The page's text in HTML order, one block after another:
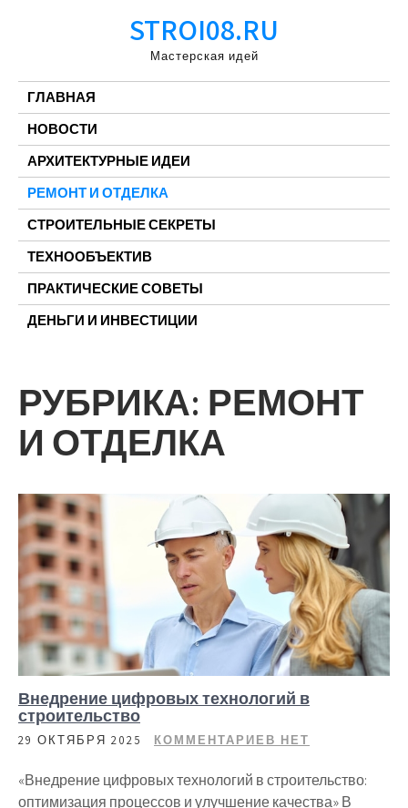
STROI08.RU
Мастерская идей
ГЛАВНАЯ
НОВОСТИ
АРХИТЕКТУРНЫЕ ИДЕИ
РЕМОНТ И ОТДЕЛКА
СТРОИТЕЛЬНЫЕ СЕКРЕТЫ
ТЕХНООБЪЕКТИВ
ПРАКТИЧЕСКИЕ СОВЕТЫ
ДЕНЬГИ И ИНВЕСТИЦИИ
РУБРИКА: РЕМОНТ
И ОТДЕЛКА
Внедрение цифровых технологий в
строительство
29 ОКТЯБРЯ 2025 КОММЕНТАРИЕВ НЕТ
«Внедрение цифровых технологий в строительство:
оптимизация процессов и улучшение качества» В